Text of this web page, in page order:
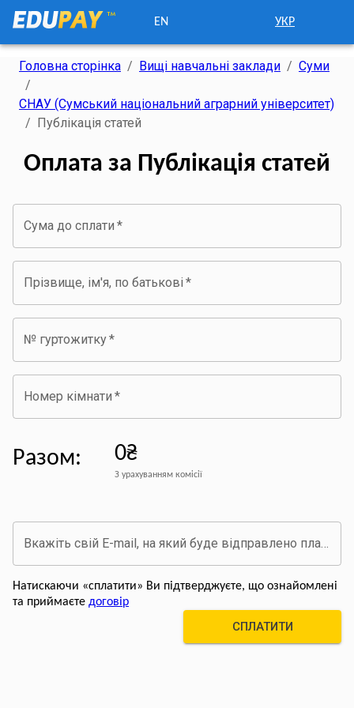
EN УКР
Головна сторінка / Вищі навчальні заклади / Суми
/
СНАУ (Сумський національний аграрний університет)
/ Публікація статей
Оплата за Публікація статей
Сума до сплати *
Прізвище, ім'я, по батькові *
№ гуртожитку*
Номер кімнати *
Разом: 0₴
З урахуванням комісії
Вкажіть свій E-mail, на який буде відправлено платіжний документ про оплату
Натискаючи «сплатити» Ви підтверджуєте, що ознайомлені
та приймаєте договір
СПЛАТИТИ